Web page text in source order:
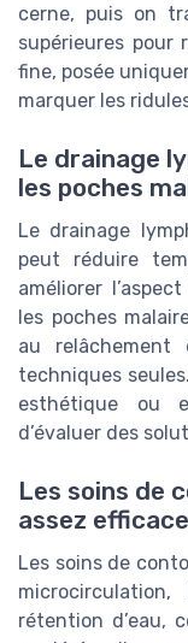
cerne, puis on
supérieures pour
fine, posée
marquer les
Le drainage
les poches
Le drainage
peut réduire
améliorer
les poches
au
techniques
esthétique ou
d’évaluer des
Les soins de
assez
Les soins de
rétention d’eau,